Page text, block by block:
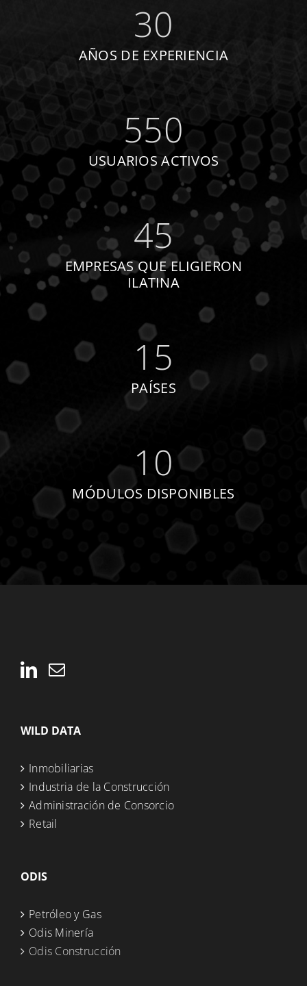
30
AÑOS DE EXPERIENCIA
550
USUARIOS ACTIVOS
45
EMPRESAS QUE ELIGIERON
ILATINA
15
PAÍSES
10
MÓDULOS DISPONIBLES
WILD DATA
Inmobiliarias
Industria de la Construcción
Administración de Consorcio
Retail
ODIS
Petróleo y Gas
Odis Minería
Odis Construcción